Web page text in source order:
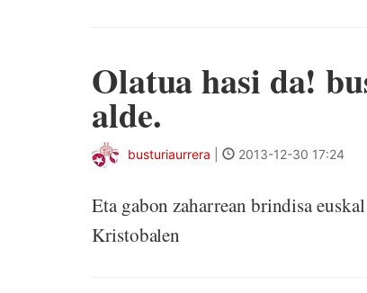
Olatua hasi da!
alde.
busturiaurrera 2013-12-30 17:24
Eta gabon zaharrean brindisa
Kristobalen